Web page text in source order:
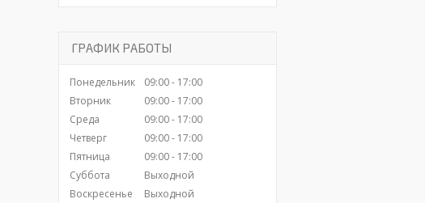
ГРАФИК РАБОТЫ
Понедельник 09:00
17:00
Вторник
09:00
17:00
Среда
09:00
17:00
Четверг
09:00
17:00
Пятница
09:00
17:00
Суббота
Выходной
Воскресенье
Выходной